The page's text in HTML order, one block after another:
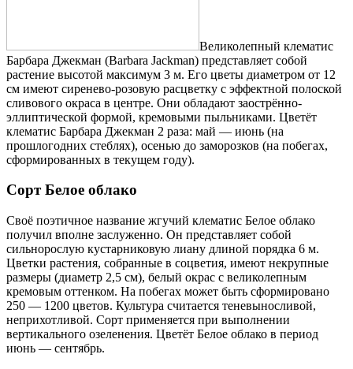
Великолепный клематис
Барбара Джекман (Barbara Jackman) представляет собой
растение высотой максимум 3 м. Его цветы диаметром от 12
см имеют сиренево-розовую расцветку с эффектной полоской
сливового окраса в центре. Они обладают заострённо-
эллиптической формой, кремовыми пыльниками. Цветёт
клематис Барбара Джекман 2 раза: май — июнь (на
прошлогодних стеблях), осенью до заморозков (на побегах,
сформированных в текущем году).
Сорт Белое облако
Своё поэтичное название жгучий клематис Белое облако
получил вполне заслуженно. Он представляет собой
сильнорослую кустарниковую лиану длиной порядка 6 м.
Цветки растения, собранные в соцветия, имеют некрупные
размеры (диаметр 2,5 см), белый окрас с великолепным
кремовым оттенком. На побегах может быть сформировано
250 — 1200 цветов. Культура считается теневыносливой,
неприхотливой. Сорт применяется при выполнении
вертикального озеленения. Цветёт Белое облако в период
июнь — сентябрь.